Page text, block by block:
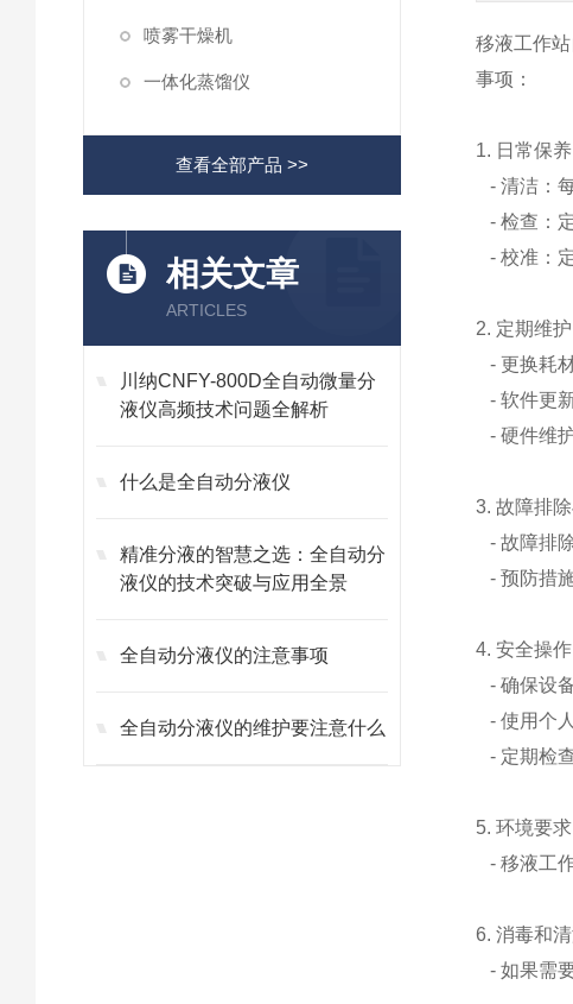
喷雾干燥机
一体化蒸馏仪
查看全部产品 >>
相关文章
ARTICLES
川纳CNFY-800D全自动微量分
液仪高频技术问题全解析
什么是全自动分液仪
精准分液的智慧之选：全自动分
液仪的技术突破与应用全景
全自动分液仪的注意事项
全自动分液仪的维护要注意什么
移液工作
事项：
1. 日常保养
- 清洁：
- 检查：
- 校准：
2. 定期维护
- 更换耗
- 软件更
- 硬件维
3. 故障排除
- 故障排
- 预防措
4. 安全操作
- 确保设
- 使用个
- 定期检
5. 环境要求
- 移液工
6. 消毒和清
- 如果需